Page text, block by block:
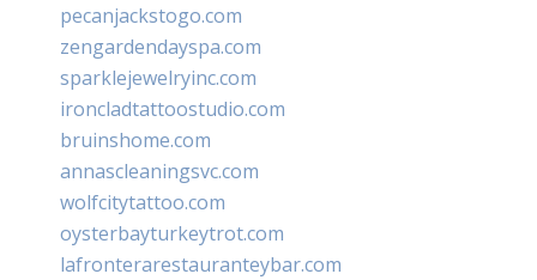
pecanjackstogo.com
zengardendayspa.com
sparklejewelryinc.com
ironcladtattoostudio.com
bruinshome.com
annascleaningsvc.com
wolfcitytattoo.com
oysterbayturkeytrot.com
lafronterarestauranteybar.com